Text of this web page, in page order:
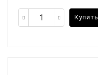
Купить